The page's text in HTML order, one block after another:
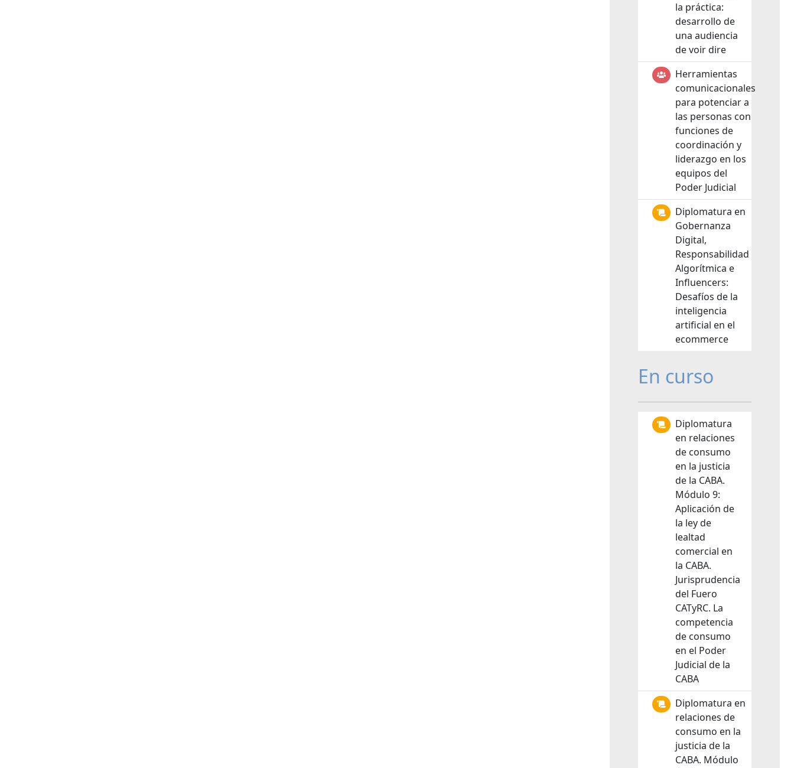
la práctica:
desarrollo de
una audiencia
de voir dire
Herramientas
comunicacionales
para potenciar a
las personas con
funciones de
coordinación y
liderazgo en los
equipos del
Poder Judicial
Diplomatura en
Gobernanza
Digital,
Responsabilidad
Algorítmica e
Influencers:
Desafíos de la
inteligencia
artificial en el
ecommerce
En curso
Diplomatura
en relaciones
de consumo
en la justicia
de la CABA.
Módulo 9:
Aplicación de
la ley de
lealtad
comercial en
la CABA.
Jurisprudencia
del Fuero
CATyRC. La
competencia
de consumo
en el Poder
Judicial de la
CABA
Diplomatura en
relaciones de
consumo en la
justicia de la
CABA. Módulo